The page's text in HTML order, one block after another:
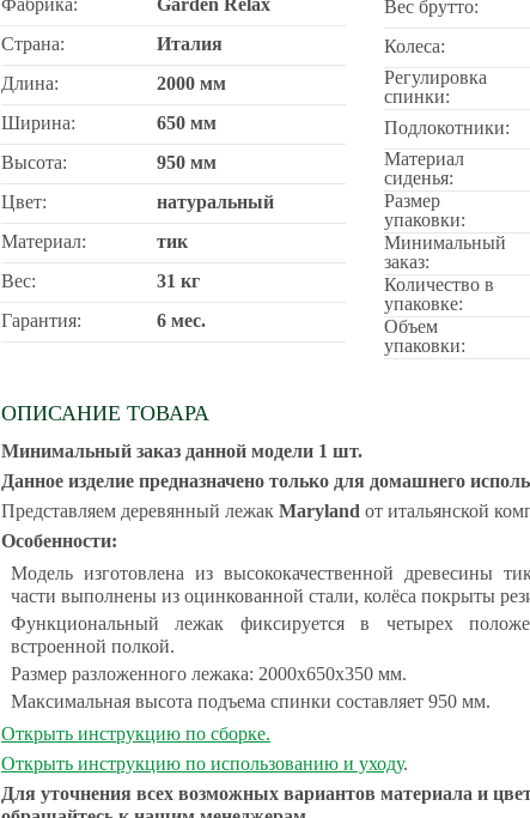
Фабрика:
Garden Relax
Страна:
Италия
Длина:
2000 мм
Ширина:
650 мм
Высота:
950 мм
Цвет:
натуральный
Материал:
тик
Вес:
31 кг
Гарантия:
6 мес.
Вес брутто:
Колеса:
Регулировка
спинки:
Подлокотники:
Материал
сиденья:
Размер
упаковки:
Минимальный
заказ:
Количество в
упаковке:
Объем
упаковки:
ОПИСАНИЕ ТОВАРА
Минимальный заказ данной модели 1 шт.
Данное изделие предназначено только для домашнего
Представляем деревянный лежак Maryland от итальянской
Особенности:
Модель изготовлена из высококачественной древесины
части выполнены из оцинкованной стали, колёса покрыты
Функциональный лежак фиксируется в четырех
встроенной полкой.
Размер разложенного лежака: 2000x650x350 мм.
Максимальная высота подъема спинки составляет 950 мм.
Открыть инструкцию по сборке.
Открыть инструкцию по использованию и уходу.
Для уточнения всех возможных вариантов материала и